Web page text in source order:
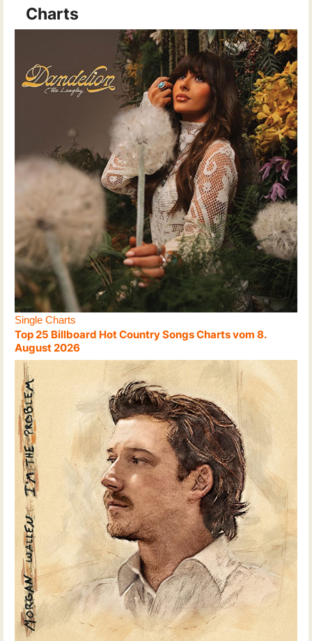
Charts
Single Charts
Top 25 Billboard Hot Country Songs Charts vom 8.
August 2026